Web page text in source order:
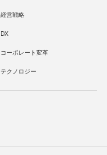
経営戦略
DX
コーポレート変革
テクノロジー